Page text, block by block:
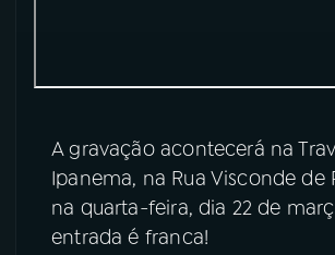
A gravação acontecerá na
Ipanema, na Rua Visconde de
na quarta-feira, dia 22 de
entrada é franca!